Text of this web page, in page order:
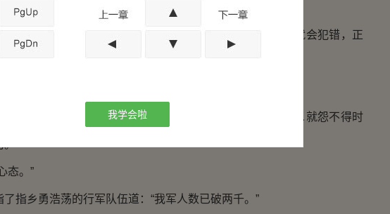
会激动。相比之下，关张二人的姿态已经很稳了。
醒，不能把所有赌注都压在关张二人上。因为是人，那就会犯错，正
失…
实现。
将，从而不做多的准备，那二人若是出了纰漏致使兵败…就怨不得时
。”
乡勇浩荡的行军队伍道：“我军人数已破两千。”
我学会啦